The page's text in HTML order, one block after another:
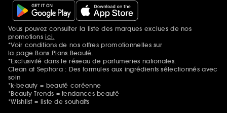
Mentions additionnelles
Vous pouvez consulter la liste des marques exclues de nos
promotionsici.
*Voir conditions de nos offres promotionnelles sur
la page Bons Plans Beauté.
*Exclusivité dans le réseau de parfumeries nationales.
Clean at Sephora : Des formules aux ingrédients sélectionnés avec
soin
*k-beauty = beauté coréenne
*Beauty Trends = tendances beauté
*Wishlist = liste de souhaits